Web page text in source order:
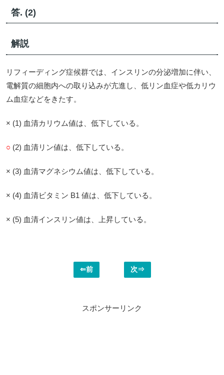
答. (2)
解説
リフィーディング症候群では、インスリンの分泌増加に伴い、
電解質の細胞内への取り込みが亢進し、低リン血症や低カリウ
ム血症などをきたす。
× (1) 血清カリウム値は、低下している。
○ (2) 血清リン値は、低下している。
× (3) 血清マグネシウム値は、低下している。
× (4) 血清ビタミン B1 値は、低下している。
× (5) 血清インスリン値は、上昇している。
⇐前 次⇒
スポンサーリンク